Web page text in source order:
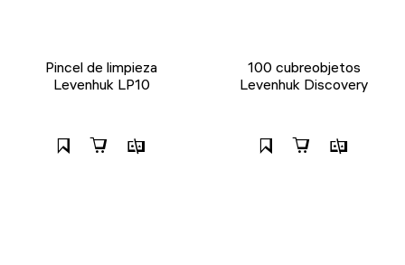
Pincel de limpieza
Levenhuk LP10
100 cubreobjetos
Levenhuk Discovery